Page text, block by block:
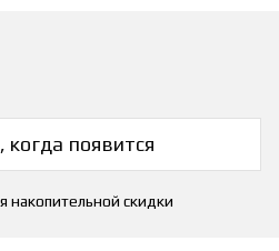
появится
накопительной скидки